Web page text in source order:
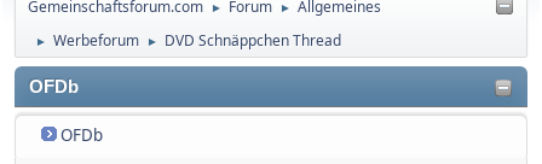
Gemeinschaftsforum.com ► Forum ► Allgemeines
► Werbeforum ► DVD Schnäppchen Thread
OFDb
OFDb